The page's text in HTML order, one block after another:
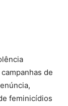
de
feminicídios